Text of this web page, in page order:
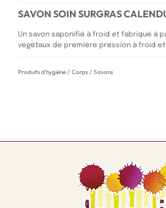
SAVON SOIN SURGRAS
Un savon saponifié à froid et fabriqué à
végétaux de première pression à froid et
Produits d'hygiène / Corps / Savons